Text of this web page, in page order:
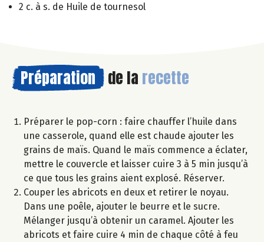
2 c. à s. de Huile de tournesol
Préparation de la recette
Préparer le pop-corn : faire chauffer l’huile dans
une casserole, quand elle est chaude ajouter les
grains de maïs. Quand le maïs commence a éclater,
mettre le couvercle et laisser cuire 3 à 5 min jusqu’à
ce que tous les grains aient explosé. Réserver.
Couper les abricots en deux et retirer le noyau.
Dans une poêle, ajouter le beurre et le sucre.
Mélanger jusqu’à obtenir un caramel. Ajouter les
abricots et faire cuire 4 min de chaque côté à feu